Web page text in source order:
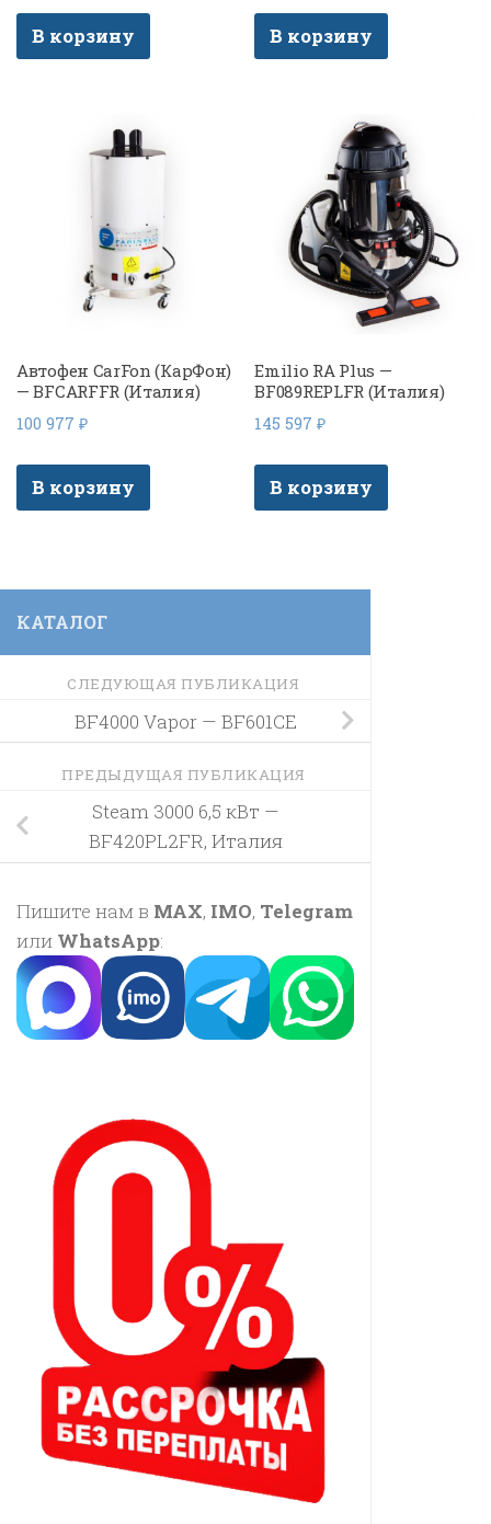
В корзину В корзину
Автофен CarFon (КарФон)
— BFCARFFR (Италия)
100 977 ₽
В корзину
Emilio RA Plus —
BF089REPLFR (Италия)
145 597₽
В корзину
КАТАЛОГ
СЛЕДУЮЩАЯ ПУБЛИКАЦИЯ
BF4000 Vapor — BF601CE
ПРЕДЫДУЩАЯ ПУБЛИКАЦИЯ
Steam 3000 6,5 кВт —
BF420PL2FR, Италия
Пишите нам в MAX, IMO, Telegram
или WhatsApp: